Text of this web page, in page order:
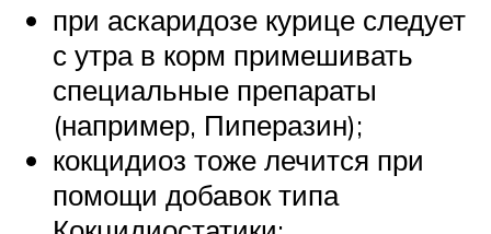
при аскаридозе курице следует
с утра в корм примешивать
специальные препараты
(например, Пиперазин);
кокцидиоз тоже лечится при
помощи добавок типа